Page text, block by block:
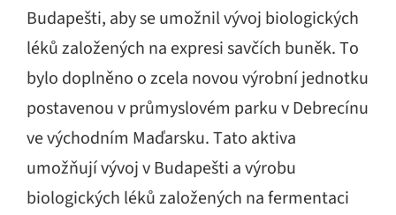
Budapešti, aby se umožnil vývoj biologických
léků založených na expresi savčích buněk. To
bylo doplněno o zcela novou výrobní jednotku
postavenou v průmyslovém parku v Debrecínu
ve východním Maďarsku. Tato aktiva
umožňují vývoj v Budapešti a výrobu
biologických léků založených na fermentaci